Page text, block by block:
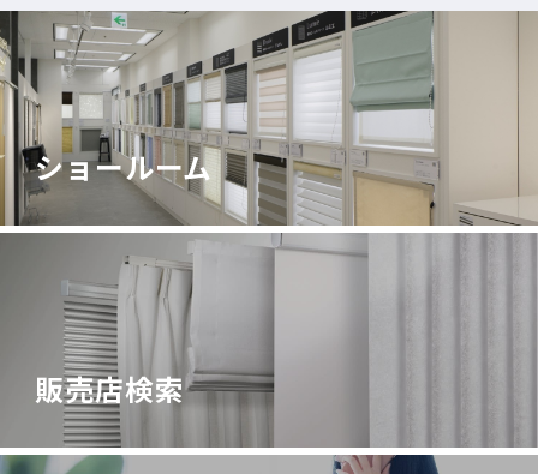
ショールーム
販売店検索